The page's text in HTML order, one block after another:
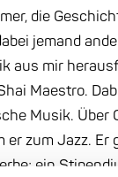
die
jemand
aus mir
Maestro.
Musik. Über
er zum Jazz. Er
ein